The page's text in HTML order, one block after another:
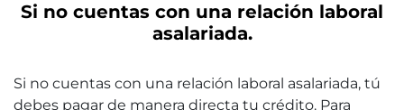
Si no cuentas con una relación laboral
asalariada.
Si no cuentas con una relación laboral asalariada, tú
debes pagar de manera directa tu crédito. Para